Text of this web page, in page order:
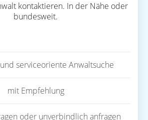
kontaktieren. In der Nähe oder
bundesweit.
serviceoriente Anwaltsuche
mit Empfehlung
oder unverbindlich anfragen